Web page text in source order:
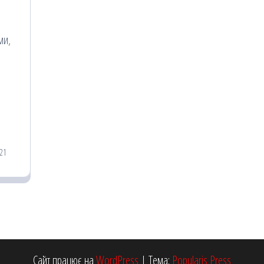
Сайт працює наWordPress | Тема: Popularis Press